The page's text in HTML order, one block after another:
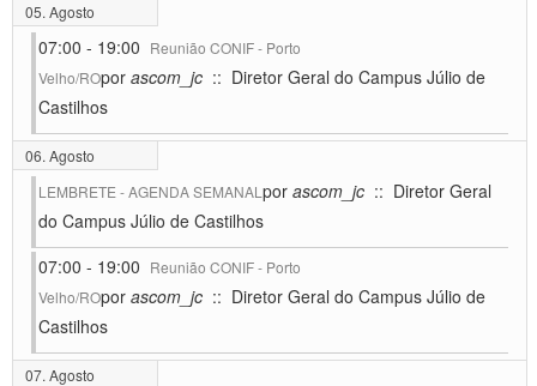
05. Agosto
07:00 - 19:00 Reunião CONIF - Porto
Velho/ROpor ascom_jc :: Diretor Geral do Campus Júlio de
Castilhos
06. Agosto
LEMBRETE - AGENDA SEMANAL por ascom_jc :: Diretor Geral
do Campus Júlio de Castilhos
07:00 - 19:00 Reunião CONIF - Porto
Velho/ROpor ascom_jc :: Diretor Geral do Campus Júlio de
Castilhos
07. Agosto